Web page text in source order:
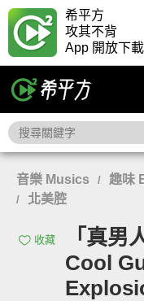
希平方
攻其不背
App 開放下
音樂 Musics / 趣味
/ 北美腔
收藏
「真男
Cool